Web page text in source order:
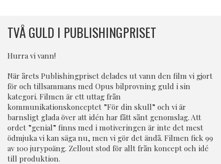
TVÅ GULD I PUBLISHINGPRISET
Hurra vi vann!
När årets Publishingpriset delades ut vann den film vi gjort
för och tillsammans med Opus bilprovning guld i sin
kategori. Filmen är ett uttag från
kommunikationskonceptet ”För din skull” och vi är
barnsligt glada över att idén har fått sånt genomslag. Att
ordet ”genial” finns med i motiveringen är inte det mest
ödmjuka vi kan säga nu, men vi gör det ändå. Filmen fick 99
av 100 jurypoäng. Zellout stod för allt från koncept och idé
till produktion.